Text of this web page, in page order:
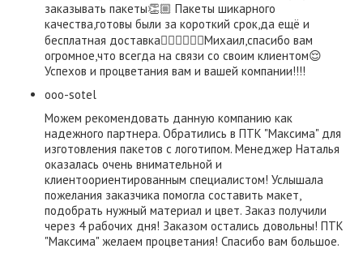
заказывать пакеты👏🏼 Пакеты шикарного
качества,готовы были за короткий срок,да ещё и
бесплатная доставка👍🏼👍🏼👍🏼Михаил,спасибо вам
огромное,что всегда на связи со своим клиентом😌
Успехов и процветания вам и вашей компании!!!!
ooo-sotel
Можем рекомендовать данную компанию как
надежного партнера. Обратились в ПТК "Максима" для
изготовления пакетов с логотипом. Менеджер Наталья
оказалась очень внимательной и
клиентоориентированным специалистом! Услышала
пожелания заказчика помогла составить макет,
подобрать нужный материал и цвет. Заказ получили
через 4 рабочих дня! Заказом остались довольны! ПТК
"Максима" желаем процветания! Спасибо вам большое.